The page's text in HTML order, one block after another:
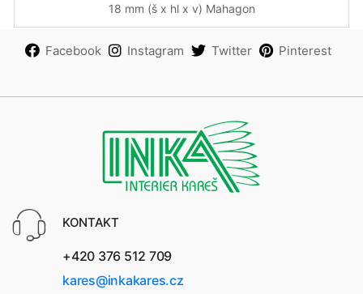
18 mm (š x hl x v) Mahagon
Facebook Instagram Twitter Pinterest
KONTAKT
+420 376 512 709
kares@inkakares.cz